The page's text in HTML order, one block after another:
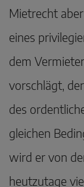
Mietrecht
eines
dem
vorschlägt,
des
gleichen
wird er von
heutzutage